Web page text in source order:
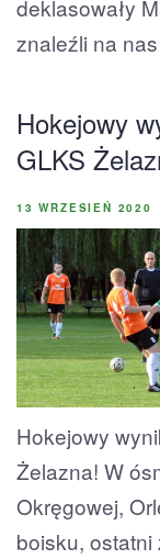
deklasowały
znaleźli na
Hokejowy
GLKS
13 WRZESIEŃ 2020
Hokejowy
Żelazna! W
Okręgowej,
boisku, ostatni